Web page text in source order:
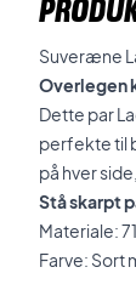
Suveræne
Overlegen
Dette par
perfekte til
på hver
Stå skarpt
Materiale:
Farve: Sort